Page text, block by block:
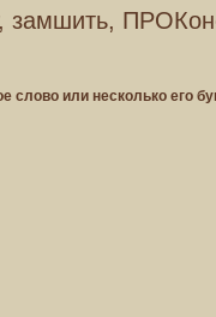
замшить,
слово или несколько его